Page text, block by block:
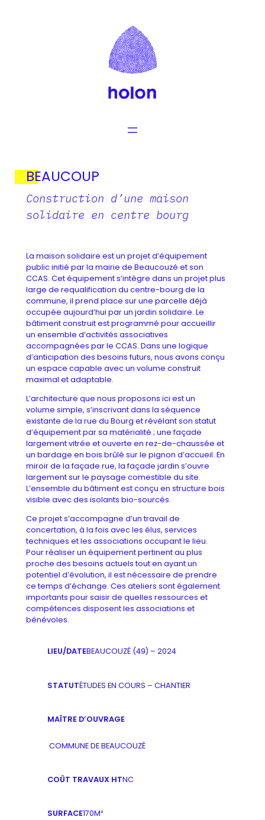
BEAUCOUP
Construction d’une maison
solidaire en centre bourg
La maison solidaire est un projet d’équipement
public initié par la mairie de Beaucouzé et son
CCAS. Cet équipement s’intègre dans un projet plus
large de requalification du centre-bourg de la
commune, il prend place sur une parcelle déjà
occupée aujourd’hui par un jardin solidaire. Le
bâtiment construit est programmé pour accueillir
un ensemble d’activités associatives
accompagnées par le CCAS. Dans une logique
d’anticipation des besoins futurs, nous avons conçu
un espace capable avec un volume construit
maximal et adaptable.
L’architecture que nous proposons ici est un
volume simple, s’inscrivant dans la séquence
existante de la rue du Bourg et révélant son statut
d’équipement par sa matérialité ; une façade
largement vitrée et ouverte en rez-de-chaussée et
un bardage en bois brûlé sur le pignon d’accueil. En
miroir de la façade rue, la façade jardin s’ouvre
largement sur le paysage comestible du site.
L’ensemble du bâtiment est conçu en structure bois
visible avec des isolants bio-sourcés.
Ce projet s’accompagne d’un travail de
concertation, à la fois avec les élus, services
techniques et les associations occupant le lieu.
Pour réaliser un équipement pertinent au plus
proche des besoins actuels tout en ayant un
potentiel d’évolution, il est nécessaire de prendre
ce temps d’échange. Ces ateliers sont également
importants pour saisir de quelles ressources et
compétences disposent les associations et
bénévoles.
LIEU/DATEBEAUCOUZÉ (49) – 2024
STATUTÉTUDES EN COURS – CHANTIER
MAÎTRE D’OUVRAGE
COMMUNE DE BEAUCOUZÉ
COÛT TRAVAUX HTNC
SURFACE170M²